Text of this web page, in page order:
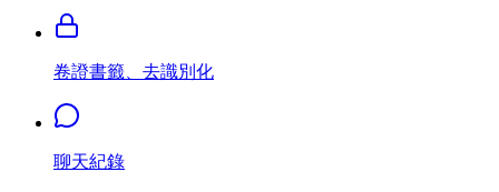
卷證書籤、去識別化
聊天紀錄